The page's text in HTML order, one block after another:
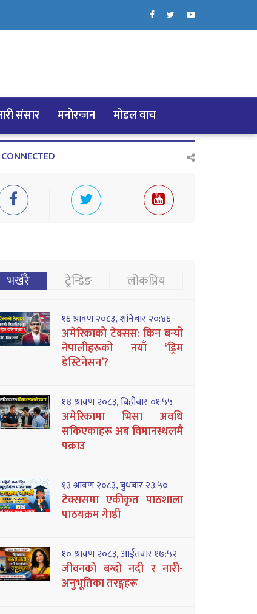
संसार मनोरन्जन मोडल वाच
भर्खरै ट्रेन्डिङ लोकप्रिय
१६ श्रावण २०८३, शनिबार २०:४६
अमेरिकाको टेक्सस: किन बन्यो
नेपालीहरूको नयाँ ‘ड्रिम
डेस्टिनेसन’?
१४ श्रावण २०८३, बिहीबार ०१:५५
अमेरिकामा भिसा अवधि
सकिएकाहरू अब विमानस्थलमै
पक्राउ
१३ श्रावण २०८३, बुधबार २३:५०
टेक्ससमा एकीकृत पाठशाला
पाठयक्रम गेाष्ठी
१० श्रावण २०८३, आईतवार १७:५२
जीवनको बग्दो नदी र नारी-
अनुभूतिका तरङ्गहरू